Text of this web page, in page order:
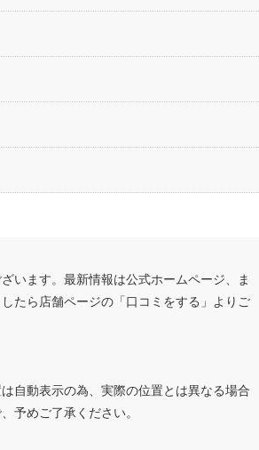
います。最新情報は公式ホームページ、ま
たら店舗ページの「口コミをする」よりご
自動表示の為、実際の位置とは異なる場合
予めご了承ください。